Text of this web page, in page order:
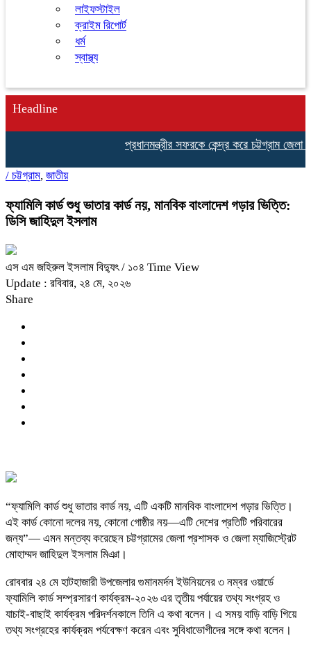
লাইফস্টাইল
ক্রাইম রিপোর্ট
ধর্ম
স্বাস্থ্য
Headline
প্রধানমন্ত্রীর সফরকে কেন্দ্র করে চট্টগ্রাম
/ চট্টগ্রাম, জাতীয়
ফ্যামিলি কার্ড শুধু ভাতার কার্ড নয়, মানবিক বাংলাদেশ গড়ার ভিত্তি:
ডিসি জাহিদুল ইসলাম
এস এম জহিরুল ইসলাম বিদ্যুৎ/ ১০৪ Time View
Update : রবিবার, ২৪ মে, ২০২৬
Share
“ফ্যামিলি কার্ড শুধু ভাতার কার্ড নয়, এটি একটি মানবিক বাংলাদেশ গড়ার ভিত্তি।
এই কার্ড কোনো দলের নয়, কোনো গোষ্ঠীর নয়—এটি দেশের প্রতিটি পরিবারের
জন্য”— এমন মন্তব্য করেছেন চট্টগ্রামের জেলা প্রশাসক ও জেলা ম্যাজিস্ট্রেট
মোহাম্মদ জাহিদুল ইসলাম মিঞা।
রোববার ২৪ মে হাটহাজারী উপজেলার গুমানমর্দন ইউনিয়নের ৩ নম্বর ওয়ার্ডে
ফ্যামিলি কার্ড সম্প্রসারণ কার্যক্রম-২০২৬ এর তৃতীয় পর্যায়ের তথ্য সংগ্রহ ও
যাচাই-বাছাই কার্যক্রম পরিদর্শনকালে তিনি এ কথা বলেন। এ সময় বাড়ি বাড়ি গিয়ে
তথ্য সংগ্রহের কার্যক্রম পর্যবেক্ষণ করেন এবং সুবিধাভোগীদের সঙ্গে কথা বলেন।